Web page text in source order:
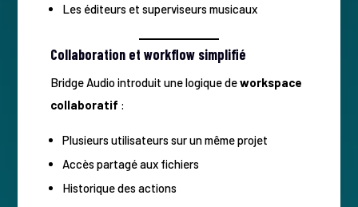
Les éditeurs et superviseurs musicaux
Collaboration et workflow simplifié
Bridge Audio introduit une logique deworkspace
collaboratif :
Plusieurs utilisateurs sur un même projet
Accès partagé aux fichiers
Historique des actions